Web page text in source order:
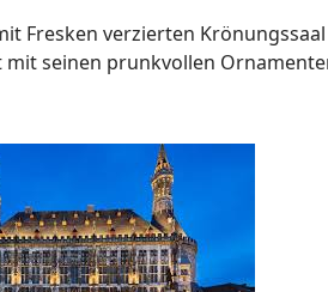
Fresken verzierten
mit seinen prunkvollen